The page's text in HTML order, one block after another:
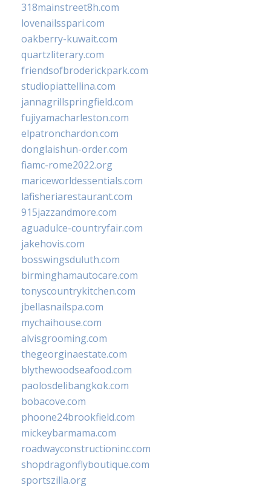
318mainstreet8h.com
lovenailsspari.com
oakberry-kuwait.com
quartzliterary.com
friendsofbroderickpark.com
studiopiattellina.com
jannagrillspringfield.com
fujiyamacharleston.com
elpatronchardon.com
donglaishun-order.com
fiamc-rome2022.org
mariceworldessentials.com
lafisheriarestaurant.com
915jazzandmore.com
aguadulce-countryfair.com
jakehovis.com
bosswingsduluth.com
birminghamautocare.com
tonyscountrykitchen.com
jbellasnailspa.com
mychaihouse.com
alvisgrooming.com
thegeorginaestate.com
blythewoodseafood.com
paolosdelibangkok.com
bobacove.com
phoone24brookfield.com
mickeybarmama.com
roadwayconstructioninc.com
shopdragonflyboutique.com
sportszilla.org